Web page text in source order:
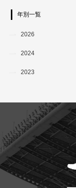
年別一覧
2026
2024
2023